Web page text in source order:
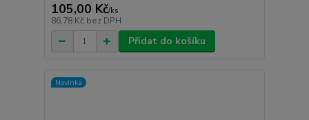
105,00 Kč/ks
86,78 Kč bez DPH
Přidat do košíku
Novinka